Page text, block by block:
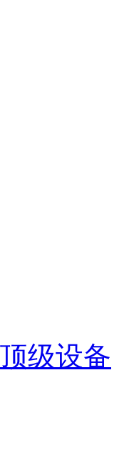
级设备